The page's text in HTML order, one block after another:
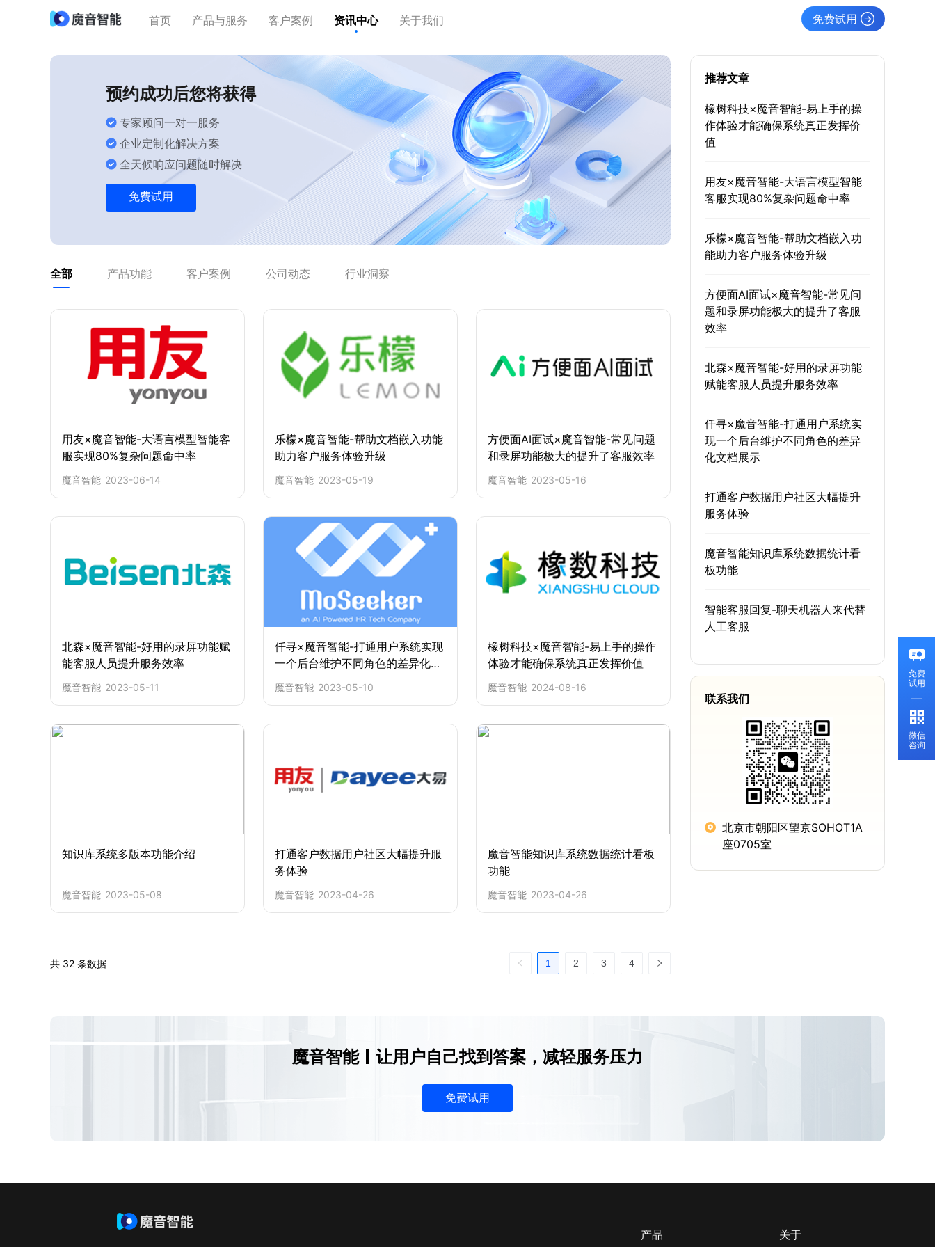
首页 产品与服务 客户案例 资讯中心 关于我们 免费试用
预约成功后您将获得
专家顾问一对一服务
企业定制化解决方案
全天候响应问题随时解决
免费试用
全部 产品功能 客户案例 公司动态 行业洞察
用友×魔音智能-大语言模型智能客
服实现80%复杂问题命中率
魔音智能 2023-06-14
乐檬×魔音智能-帮助文档嵌入功能
助力客户服务体验升级
魔音智能 2023-05-19
方便面AI面试×魔音智能-常见问题
和录屏功能极大的提升了客服效率
魔音智能 2023-05-16
北森×魔音智能-好用的录屏功能赋
能客服人员提升服务效率
魔音智能 2023-05-11
仟寻×魔音智能-打通用户系统实现
一个后台维护不同角色的差异化文
档展示
魔音智能 2023-05-10
橡树科技×魔音智能-易上手的操作
体验才能确保系统真正发挥价值
魔音智能 2024-08-16
知识库系统多版本功能介绍
魔音智能 2023-05-08
打通客户数据用户社区大幅提升服
务体验
魔音智能 2023-04-26
魔音智能知识库系统数据统计看板
功能
魔音智能 2023-04-26
共 32 条数据 1 2 3 4
推荐文章
橡树科技×魔音智能-易上手的操
作体验才能确保系统真正发挥价
值
用友×魔音智能-大语言模型智能
客服实现80%复杂问题命中率
乐檬×魔音智能-帮助文档嵌入功
能助力客户服务体验升级
方便面AI面试×魔音智能-常见问
题和录屏功能极大的提升了客服
效率
北森×魔音智能-好用的录屏功能
赋能客服人员提升服务效率
仟寻×魔音智能-打通用户系统实
现一个后台维护不同角色的差异
化文档展示
打通客户数据用户社区大幅提升
服务体验
魔音智能知识库系统数据统计看
板功能
智能客服回复-聊天机器人来代替
人工客服
联系我们
北京市朝阳区望京SOHOT1A
座0705室
魔音智能 让用户自己找到答案，减轻服务压力
免费试用
产品 关于
免费
试用
微信
咨询